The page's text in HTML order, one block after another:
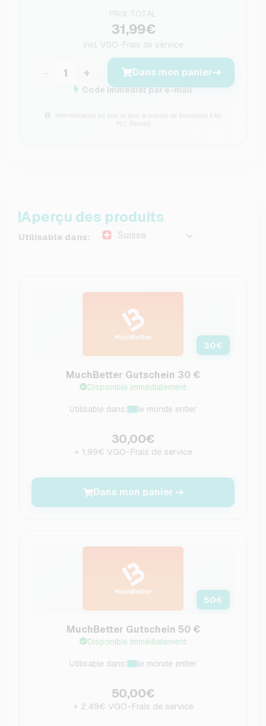
PRIX TOTAL
31,99€
inkl. VGO-Frais de service
+ Dans mon panier
Code immédiat par e-mail
Intermédiation au nom et pour le compte de Sureswipe E.M.I.
PLC (Revsto)
Aperçu des produits
Utilisable dans: Suisse
30€
MuchBetter Gutschein 30 €
Disponible immédiatement
Utilisable dans: le monde entier
30,00€
+ 1,99€ VGO-Frais de service
Dans mon panier
50€
MuchBetter Gutschein 50 €
Disponible immédiatement
Utilisable dans: le monde entier
50,00€
+ 2,49€ VGO-Frais de service